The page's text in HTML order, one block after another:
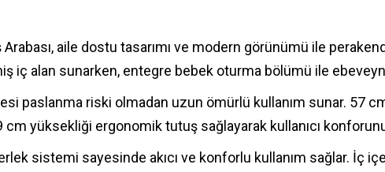
aile dostu tasarımı ve modern görünümü ile
iç alan sunarken, entegre bebek oturma bölümü ile
paslanma riski olmadan uzun ömürlü kullanım sunar. 57
cm yüksekliği ergonomik tutuş sağlayarak kullanıcı konforunu
sistemi sayesinde akıcı ve konforlu kullanım sağlar. İç